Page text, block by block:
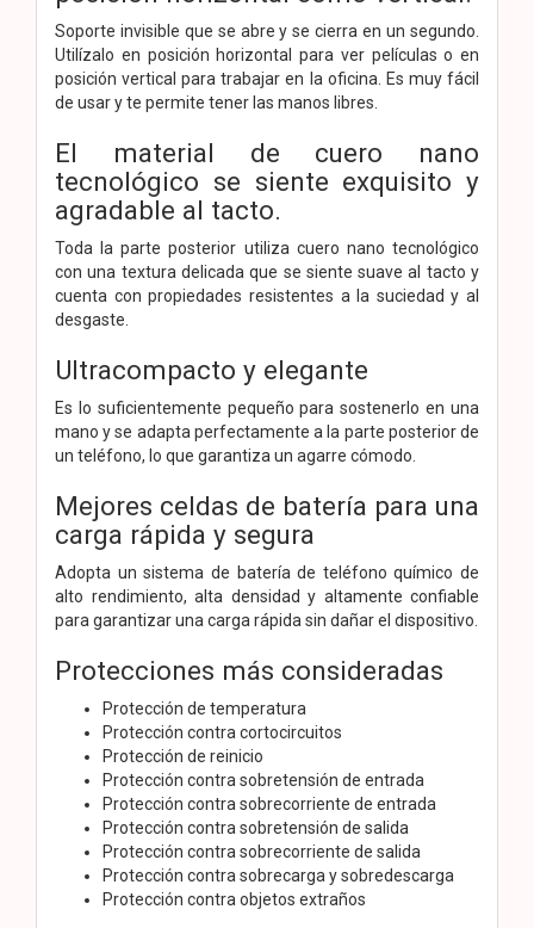
Soporte invisible que se abre y se cierra en un segundo.
Utilízalo en posición horizontal para ver películas o en
posición vertical para trabajar en la oficina. Es muy fácil
de usar y te permite tener las manos libres.
El material de cuero nano
tecnológico se siente exquisito y
agradable al tacto.
Toda la parte posterior utiliza cuero nano tecnológico
con una textura delicada que se siente suave al tacto y
cuenta con propiedades resistentes a la suciedad y al
desgaste.
Ultracompacto y elegante
Es lo suficientemente pequeño para sostenerlo en una
mano y se adapta perfectamente a la parte posterior de
un teléfono, lo que garantiza un agarre cómodo.
Mejores celdas de batería para una
carga rápida y segura
Adopta un sistema de batería de teléfono químico de
alto rendimiento, alta densidad y altamente confiable
para garantizar una carga rápida sin dañar el dispositivo.
Protecciones más consideradas
Protección de temperatura
Protección contra cortocircuitos
Protección de reinicio
Protección contra sobretensión de entrada
Protección contra sobrecorriente de entrada
Protección contra sobretensión de salida
Protección contra sobrecorriente de salida
Protección contra sobrecarga y sobredescarga
Protección contra objetos extraños